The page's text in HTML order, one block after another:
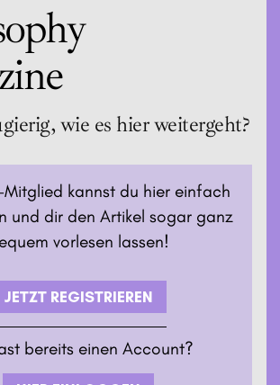
wie es hier weitergeht?
Mitglied kannst du hier einfach
und dir den Artikel sogar ganz
vorlesen lassen!
JETZT REGISTRIEREN
bereits einen Account?